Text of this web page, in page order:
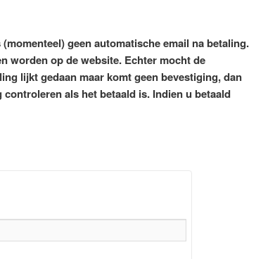
geen automatische email na betaling.
worden op de website. Echter mocht de
lijkt gedaan maar komt geen bevestiging, dan
als het betaald is. Indien u betaald